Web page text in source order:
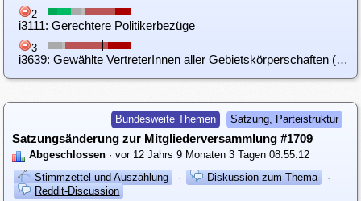
2
i3111: Gerechtere Politikerbezüge
3
i3639: Gewählte VertreterInnen aller Gebietskörperschaften (EU,Bund,Land,Gemeinde) nur ein BGE zuerkennen.
Bundesweite Themen Satzung, Parteistruktur
Satzungsänderung zur Mitgliederversammlung #1709
Abgeschlossen · vor 12 Jahrs 9 Monaten 3 Tagen 08:55:12
Stimmzettel und Auszählung
· Diskussion zum Thema
·
Reddit-Discussion